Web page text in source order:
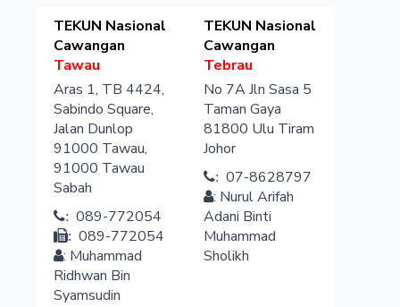
TEKUN Nasional
Cawangan
Tawau
Aras 1, TB 4424,
Sabindo Square,
Jalan Dunlop
91000 Tawau,
91000 Tawau
Sabah
: 089-772054
: 089-772054
: Muhammad
Ridhwan Bin
Syamsudin
TEKUN Nasional
Cawangan
Tebrau
No 7A Jln Sasa 5
Taman Gaya
81800 Ulu Tiram
Johor
: 07-8628797
: Nurul Arifah
Adani Binti
Muhammad
Sholikh